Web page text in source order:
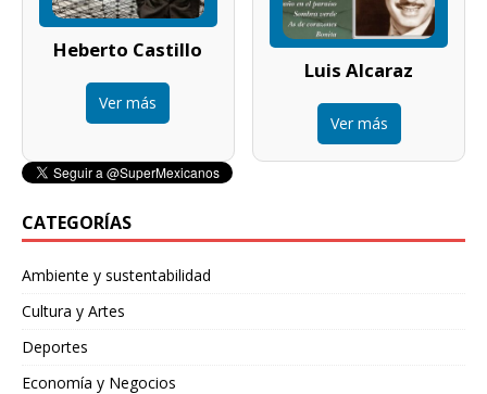
Heberto Castillo
Ver más
Luis Alcaraz
Ver más
CATEGORÍAS
Ambiente y sustentabilidad
Cultura y Artes
Deportes
Economía y Negocios